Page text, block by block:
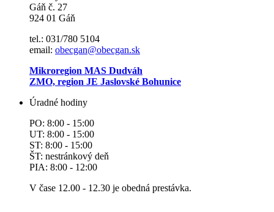
Gáň č. 27
924 01 Gáň
tel.: 031/780 5104
email: obecgan@obecgan.sk
Mikroregion MAS Dudváh
ZMO, region JE Jaslovské Bohunice
Úradné hodiny
PO: 8:00 - 15:00
UT: 8:00 - 15:00
ST: 8:00 - 15:00
ŠT: nestránkový deň
PIA: 8:00 - 12:00
V čase 12.00 - 12.30 je obedná prestávka.